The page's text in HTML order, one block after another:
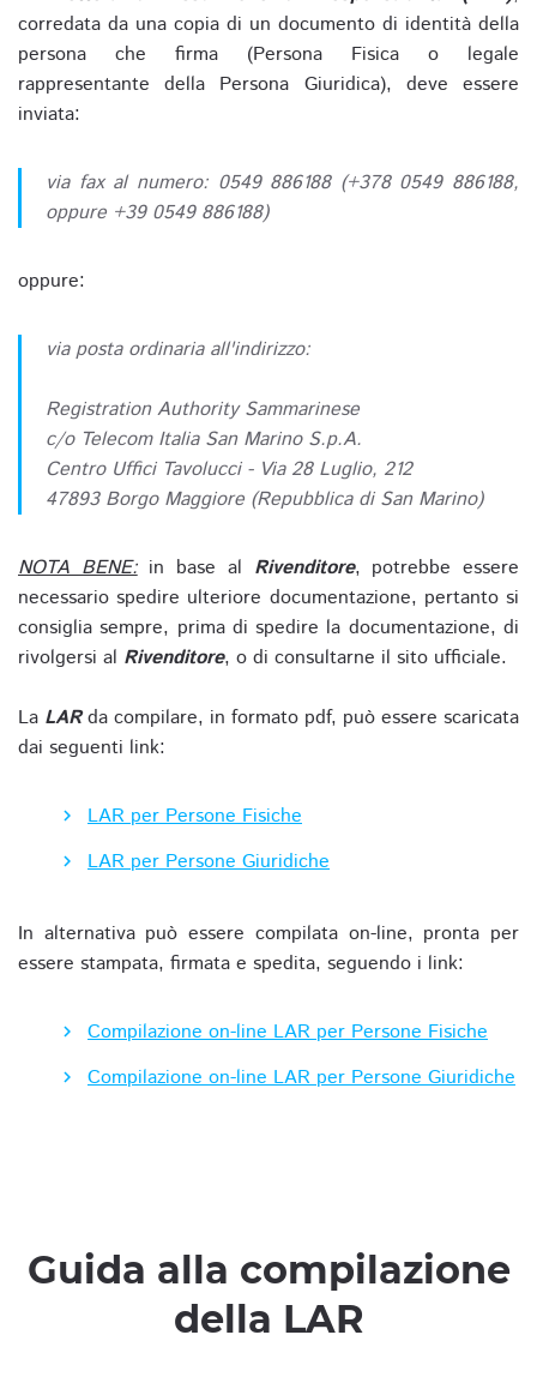
corredata da una copia di un documento di identità della
persona che firma (Persona Fisica o legale
rappresentante della Persona Giuridica), deve essere
inviata:
via fax al numero: 0549 886188 (+378 0549 886188,
oppure +39 0549 886188)
oppure:
via posta ordinaria all'indirizzo:
Registration Authority Sammarinese
c/o Telecom Italia San Marino S.p.A.
Centro Uffici Tavolucci - Via 28 Luglio, 212
47893 Borgo Maggiore (Repubblica di San Marino)
NOTA BENE:in base al Rivenditore, potrebbe essere
necessario spedire ulteriore documentazione, pertanto si
consiglia sempre, prima di spedire la documentazione, di
rivolgersi al Rivenditore, o di consultarne il sito ufficiale.
La LARda compilare, in formato pdf, può essere scaricata
dai seguenti link:
LAR per Persone Fisiche
LAR per Persone Giuridiche
In alternativa può essere compilata on-line, pronta per
essere stampata, firmata e spedita, seguendo i link:
Compilazione on-line LAR per Persone Fisiche
Compilazione on-line LAR per Persone Giuridiche
Guida alla compilazione
della LAR